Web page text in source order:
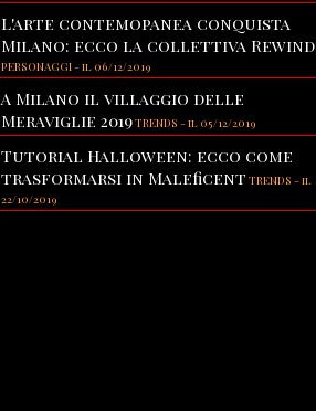
L'arte contemopanea conquista
Milano: ecco la collettiva Rewind
PERSONAGGI-il 06/12/2019
A Milano il villaggio delle
Meraviglie 2019TRENDS -il 05/12/2019
Tutorial Halloween: ecco come
trasformarsi in Maleficent TRENDS -il
22/10/2019